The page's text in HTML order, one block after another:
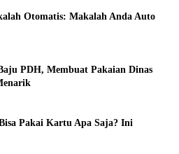
Otomatis: Makalah Anda Auto
PDH, Membuat Pakaian Dinas
Pakai Kartu Apa Saja? Ini